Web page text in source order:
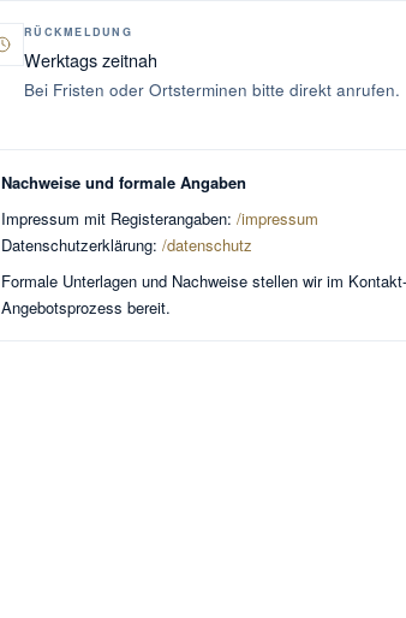
RÜCKMELDUNG
Werktags zeitnah
Bei Fristen oder Ortsterminen bitte direkt anrufen.
Nachweise und formale Angaben
Impressum mit Registerangaben: /impressum
Datenschutzerklärung: /datenschutz
Formale Unterlagen und Nachweise stellen wir im
Angebotsprozess bereit.